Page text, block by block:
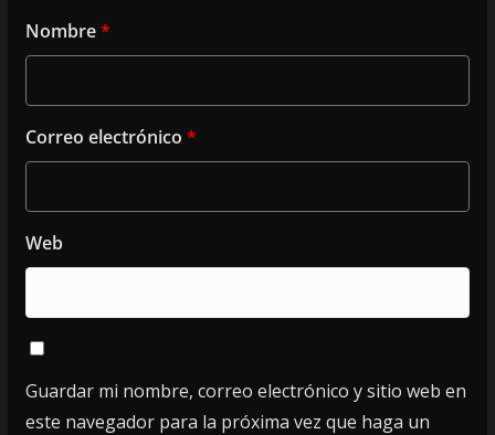
Nombre*
Correo electrónico *
Web
Guardar mi nombre, correo electrónico y sitio web en
este navegador para la próxima vez que haga un